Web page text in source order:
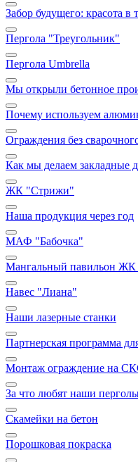
Забор будущего: красота в
Пергола "Треугольник"
Пергола Umbrella
Мы открыли бетонное
Почему используем
Ограждения без
Как мы делаем закладные
ЖК "Стрижи"
Наша продукция через год
МАФ "Бабочка"
Мангальный павильон
Навес "Лиана"
Наши лазерные станки
Партнерская программа
Монтаж ограждение на
За что любят наши
Скамейки на бетон
Порошковая покраска